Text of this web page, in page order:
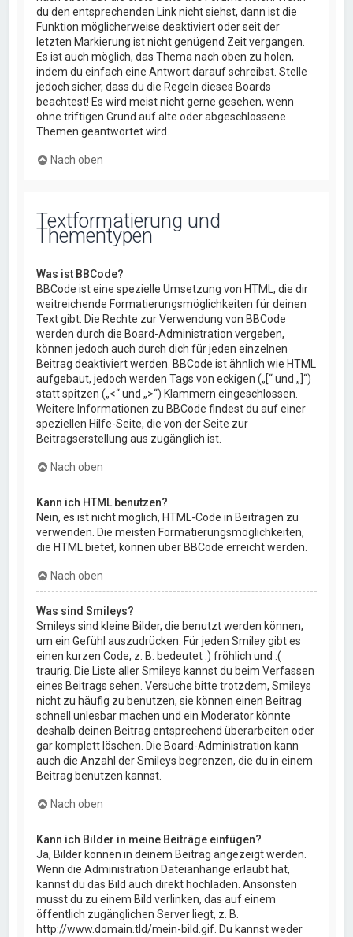
du den entsprechenden Link nicht siehst, dann ist die
Funktion möglicherweise deaktiviert oder seit der
letzten Markierung ist nicht genügend Zeit vergangen.
Es ist auch möglich, das Thema nach oben zu holen,
indem du einfach eine Antwort darauf schreibst. Stelle
jedoch sicher, dass du die Regeln dieses Boards
beachtest! Es wird meist nicht gerne gesehen, wenn
ohne triftigen Grund auf alte oder abgeschlossene
Themen geantwortet wird.
Nach oben
Textformatierung und
Thementypen
Was ist BBCode?
BBCode ist eine spezielle Umsetzung von HTML, die dir
weitreichende Formatierungsmöglichkeiten für deinen
Text gibt. Die Rechte zur Verwendung von BBCode
werden durch die Board-Administration vergeben,
können jedoch auch durch dich für jeden einzelnen
Beitrag deaktiviert werden. BBCode ist ähnlich wie HTML
aufgebaut, jedoch werden Tags von eckigen („[“ und „]“)
statt spitzen („<“ und „>“) Klammern eingeschlossen.
Weitere Informationen zu BBCode findest du auf einer
speziellen Hilfe-Seite, die von der Seite zur
Beitragserstellung aus zugänglich ist.
Nach oben
Kann ich HTML benutzen?
Nein, es ist nicht möglich, HTML-Code in Beiträgen zu
verwenden. Die meisten Formatierungsmöglichkeiten,
die HTML bietet, können über BBCode erreicht werden.
Nach oben
Was sind Smileys?
Smileys sind kleine Bilder, die benutzt werden können,
um ein Gefühl auszudrücken. Für jeden Smiley gibt es
einen kurzen Code, z. B. bedeutet :) fröhlich und :(
traurig. Die Liste aller Smileys kannst du beim Verfassen
eines Beitrags sehen. Versuche bitte trotzdem, Smileys
nicht zu häufig zu benutzen, sie können einen Beitrag
schnell unlesbar machen und ein Moderator könnte
deshalb deinen Beitrag entsprechend überarbeiten oder
gar komplett löschen. Die Board-Administration kann
auch die Anzahl der Smileys begrenzen, die du in einem
Beitrag benutzen kannst.
Nach oben
Kann ich Bilder in meine Beiträge einfügen?
Ja, Bilder können in deinem Beitrag angezeigt werden.
Wenn die Administration Dateianhänge erlaubt hat,
kannst du das Bild auch direkt hochladen. Ansonsten
musst du zu einem Bild verlinken, das auf einem
öffentlich zugänglichen Server liegt, z. B.
http://www.domain.tld/mein-bild.gif. Du kannst weder